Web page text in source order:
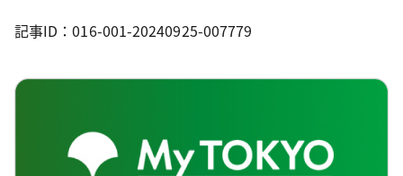
記事ID：016-001-20240925-007779